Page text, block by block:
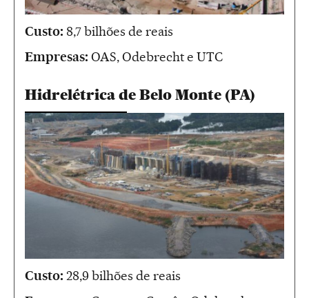
Custo: 8,7 bilhões de reais
Empresas: OAS, Odebrecht e UTC
Hidrelétrica de Belo Monte (PA)
Custo: 28,9 bilhões de reais